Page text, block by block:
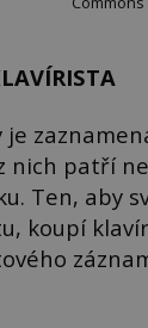
je
nich patří
Ten, aby
koupí